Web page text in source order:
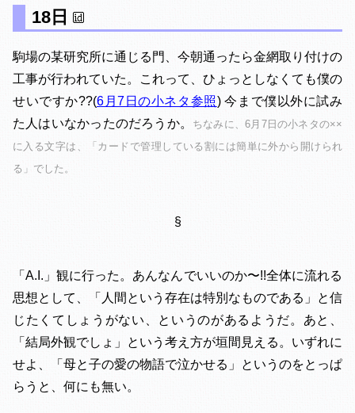
18日
駒場の某研究所に通じる門、今朝通ったら金網取り付けの
工事が行われていた。これって、ひょっとしなくても僕の
せいですか??(6月7日の小ネタ参照) 今まで僕以外に試み
た人はいなかったのだろうか。
ちなみに、6月7日の小ネタの××
に入る文字は、「カードで管理している割には簡単に外から開けられ
る」でした。
§
「A.I.」観に行った。あんなんでいいのか〜!!全体に流れる
思想として、「人間という存在は特別なものである」と信
じたくてしょうがない、というのがあるようだ。あと、
「結局外観でしょ」という考え方が垣間見える。いずれに
せよ、「母と子の愛の物語で泣かせる」というのをとっぱ
らうと、何にも無い。